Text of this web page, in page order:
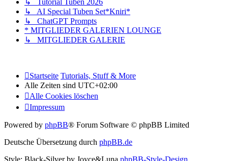
↳ Tutorial Tuben 2026
↳ AI Special Tuben Set*Kniri*
↳ ChatGPT Prompts
* MITGLIEDER GALERIEN LOUNGE
↳ MITGLIEDER GALERIE
Startseite Tutorials, Stuff & More
Alle Zeiten sind UTC+02:00
Alle Cookies löschen
Impressum
Powered by phpBB® Forum Software © phpBB Limited
Deutsche Übersetzung durch phpBB.de
Style: Black-Silver by Joyce&Luna phpBB-Style-Design